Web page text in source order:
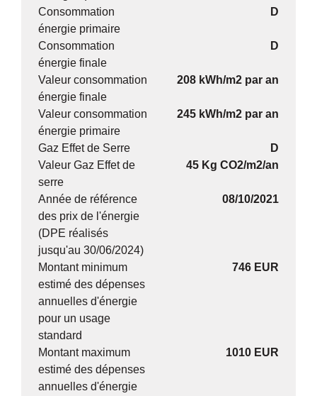
Consommation
énergie primaire
D
Consommation
énergie finale
D
Valeur consommation
énergie finale
208 kWh/m2 par an
Valeur consommation
énergie primaire
245 kWh/m2 par an
Gaz Effet de Serre
D
Valeur Gaz Effet de
serre
45 Kg CO2/m2/an
Année de référence
des prix de l'énergie
(DPE réalisés
jusqu'au 30/06/2024)
08/10/2021
Montant minimum
estimé des dépenses
annuelles d'énergie
pour un usage
standard
746 EUR
Montant maximum
estimé des dépenses
annuelles d'énergie
1010 EUR